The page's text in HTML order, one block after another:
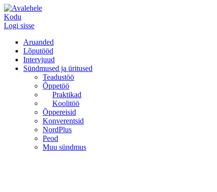
Kodu
Logi sisse
Aruanded
Lõputööd
Intervjuud
Sündmused ja üritused
Teadustöö
Õppetöö
Praktikad
Koolitöö
Õppereisid
Konverentsid
NordPlus
Peod
Muu sündmus